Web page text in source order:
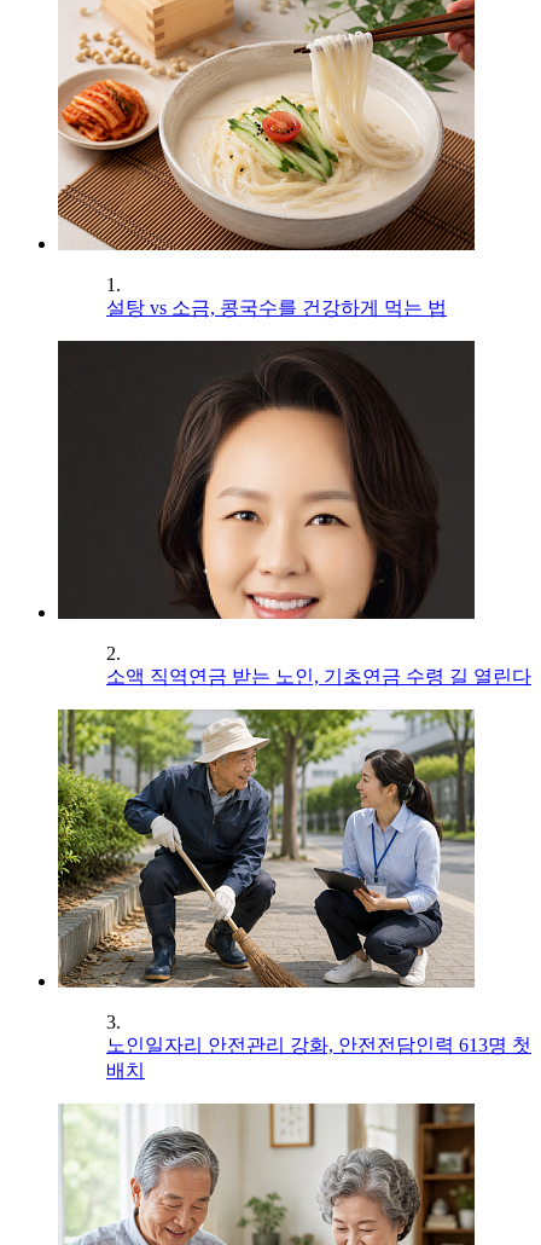
1.
설탕 vs 소금, 콩국수를 건강하게 먹는 법
2.
소액 직역연금 받는 노인, 기초연금 수령 길 열린다
3.
노인일자리 안전관리 강화, 안전전담인력 613명 첫
배치